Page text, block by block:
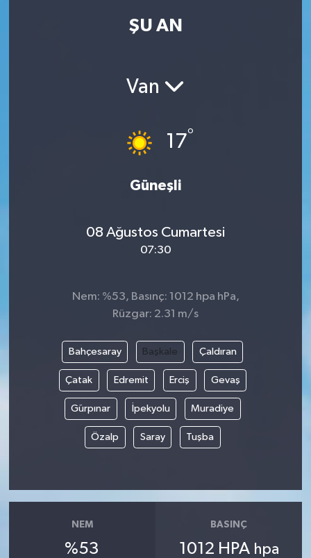
ŞU AN
Van
17°
Güneşli
08 Ağustos Cumartesi
07:30
Nem: %53, Basınç: 1012 hpa hPa,
Rüzgar: 2.31 m/s
Bahçesaray Başkale Çaldıran
Çatak Edremit Erciş Gevaş
Gürpınar İpekyolu Muradiye
Özalp Saray Tuşba
NEM
%53
BASINÇ
1012 HPA hpa